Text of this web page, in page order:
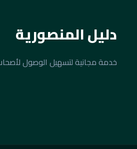
دليل المنصورية
خدمة مجانية لتسهيل الوصول